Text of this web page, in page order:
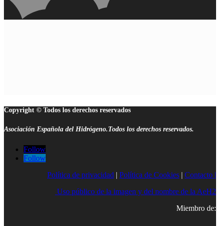
Copyright © Todos los derechos reservados
Asociación Española del Hidrógeno.Todos los derechos reservados.
Follow
Follow
Política de privacidad | Política de Cookies | Contacto |
Uso público de la imagen y del nombre de la AeH2
Miembro de: